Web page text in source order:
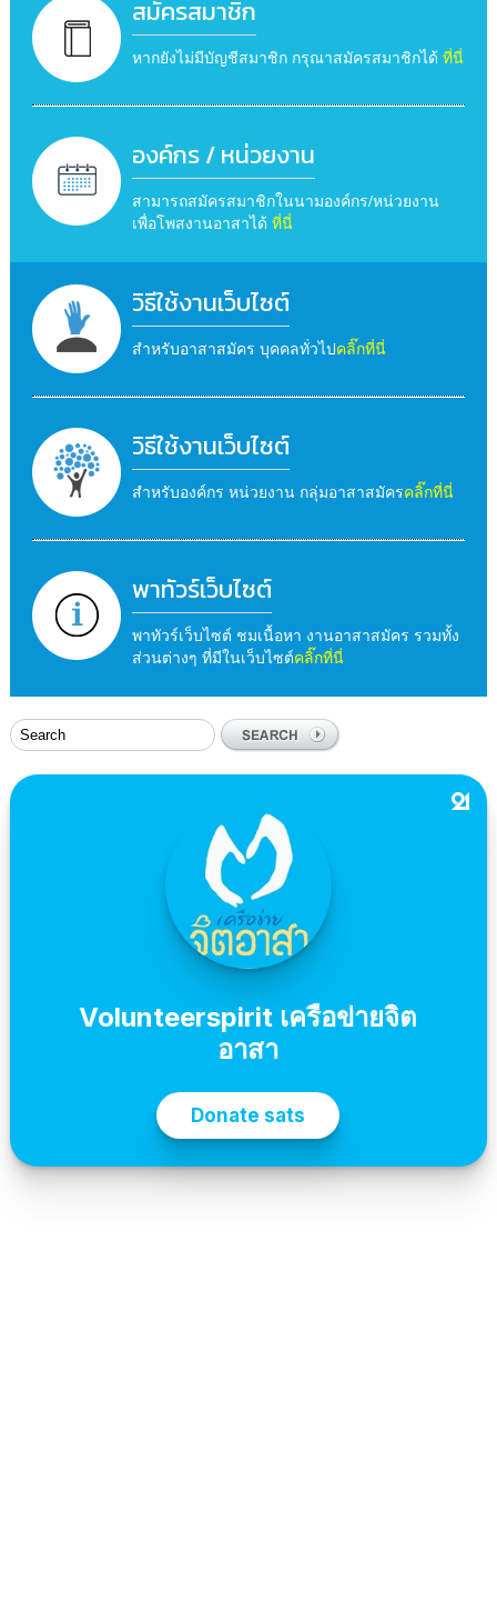
สมัครสมาชิก
หากยังไม่มีบัญชีสมาชิก กรุณาสมัครสมาชิกได้ ที่นี่
องค์กร / หน่วยงาน
สามารถสมัครสมาชิกในนามองค์กร/หน่วยงาน
เพื่อโพสงานอาสาได้ ที่นี่
วิธีใช้งานเว็บไซต์
สำหรับอาสาสมัคร บุคคลทั่วไปคลิ๊กที่นี่
วิธีใช้งานเว็บไซต์
สำหรับองค์กร หน่วยงาน กลุ่มอาสาสมัครคลิ๊กที่นี่
พาทัวร์เว็บไซต์
พาทัวร์เว็บไซต์ ชมเนื้อหา งานอาสาสมัคร รวมทั้ง
ส่วนต่างๆ ที่มีในเว็บไซต์คลิ๊กที่นี่